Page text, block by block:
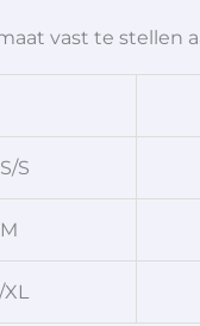
vast te stellen
S